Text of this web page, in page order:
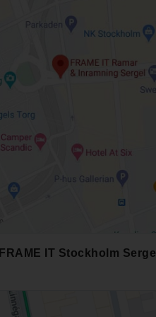
IT Stockholm Sergel